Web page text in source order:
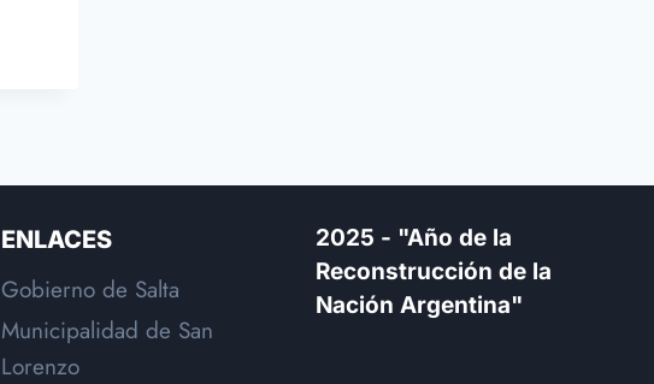
ENLACES
Gobierno de Salta
Municipalidad de San
Lorenzo
2025 - "Año de la
Reconstrucción de la
Nación Argentina"